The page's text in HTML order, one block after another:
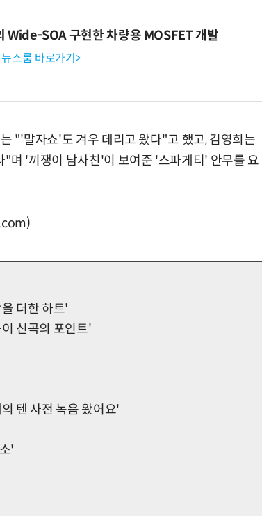
Wide-SOA 구현한 차량용 MOSFET 개발
스룸 바로가기>
"'말자쇼'도 겨우 데리고 왔다"고 했고, 김영희는
며 '끼쟁이 남사친'이 보여준 '스파게티' 안무를 요
더한 하트'
신곡의 포인트'
텐 사전 녹음 왔어요'
'